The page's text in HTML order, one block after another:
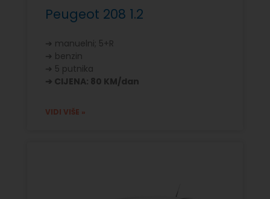
Peugeot 208 1.2
➔ manuelni; 5+R
➔ benzin
➔ 5 putnika
➔ CIJENA: 80 KM/dan
VIDI VIŠE »